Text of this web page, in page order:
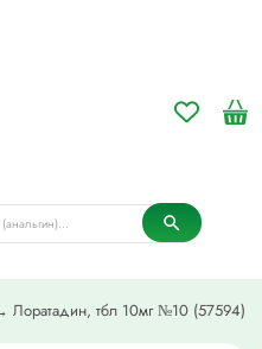
Лоратадин, тбл 10мг №10 (57594)